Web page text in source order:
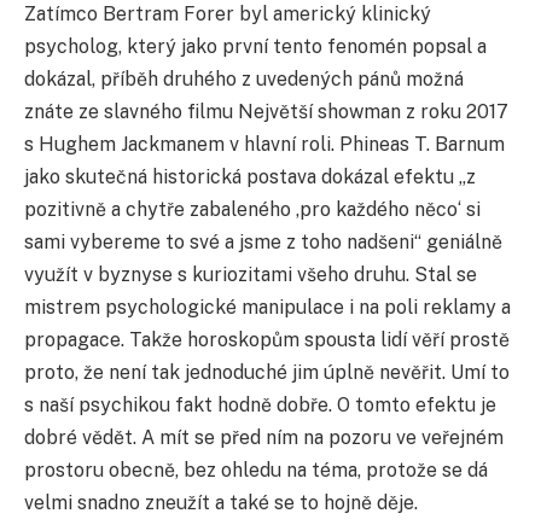
Zatímco Bertram Forer byl americký klinický
psycholog, který jako první tento fenomén popsal a
dokázal, příběh druhého z uvedených pánů možná
znáte ze slavného filmu Největší showman z roku 2017
s Hughem Jackmanem v hlavní roli. Phineas T. Barnum
jako skutečná historická postava dokázal efektu „z
pozitivně a chytře zabaleného ‚pro každého něco‘ si
sami vybereme to své a jsme z toho nadšeni“ geniálně
využít v byznyse s kuriozitami všeho druhu. Stal se
mistrem psychologické manipulace i na poli reklamy a
propagace. Takže horoskopům spousta lidí věří prostě
proto, že není tak jednoduché jim úplně nevěřit. Umí to
s naší psychikou fakt hodně dobře. O tomto efektu je
dobré vědět. A mít se před ním na pozoru ve veřejném
prostoru obecně, bez ohledu na téma, protože se dá
velmi snadno zneužít a také se to hojně děje.